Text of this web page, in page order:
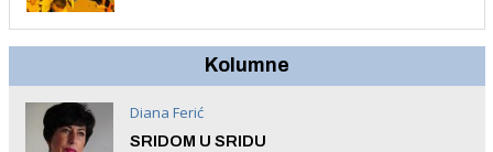
Kolumne
Diana Ferić
SRIDOM U SRIDU